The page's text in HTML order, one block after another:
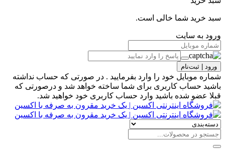
سبد خرید شما خالی است.
ورود به سایت
ورود | ثبت‌نام
شماره موبایل خود را وارد بفرمایید . در صورتی که حساب نداشته
باشید حساب کاربری برای شما ساخته خواهد شد و درصورتی که
قبلا عضو شده باشید وارد حساب کاربری خود خواهید شد.